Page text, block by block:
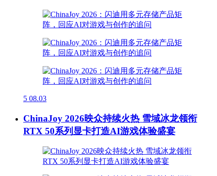
5 08.03
ChinaJoy 2026映众持续火热 雪域冰龙领衔
RTX 50系列显卡打造AI游戏体验盛宴